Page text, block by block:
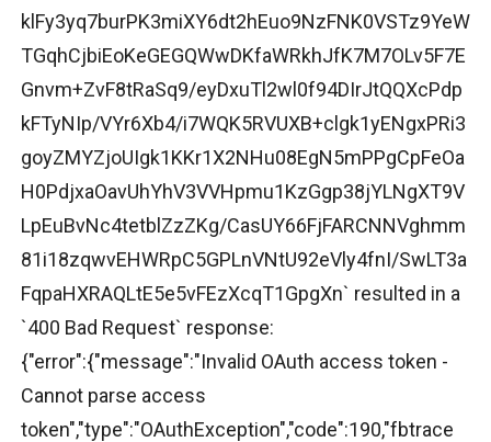
klFy3yq7burPK3miXY6dt2hEuo9NzFNK0VSTz9YeW
TGqhCjbiEoKeGEGQWwDKfaWRkhJfK7M7OLv5F7E
Gnvm+ZvF8tRaSq9/eyDxuTl2wl0f94DIrJtQQXcPdp
kFTyNIp/VYr6Xb4/i7WQK5RVUXB+clgk1yENgxPRi3
goyZMYZjoUIgk1KKr1X2NHu08EgN5mPPgCpFeOa
H0PdjxaOavUhYhV3VVHpmu1KzGgp38jYLNgXT9V
LpEuBvNc4tetblZzZKg/CasUY66FjFARCNNVghmm
81i18zqwvEHWRpC5GPLnVNtU92eVly4fnI/SwLT3a
FqpaHXRAQLtE5e5vFEzXcqT1GpgXn` resulted in a
`400 Bad Request` response:
{"error":{"message":"Invalid OAuth access token -
Cannot parse access
token","type":"OAuthException","code":190,"fbtrace